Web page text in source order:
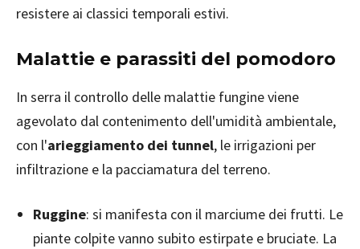
resistere ai classici temporali estivi.
Malattie e parassiti del pomodoro
In serra il controllo delle malattie fungine viene
agevolato dal contenimento dell'umidità ambientale,
con l'arieggiamento dei tunnel, le irrigazioni per
infiltrazione e la pacciamatura del terreno.
Ruggine: si manifesta con il marciume dei frutti. Le
piante colpite vanno subito estirpate e bruciate. La